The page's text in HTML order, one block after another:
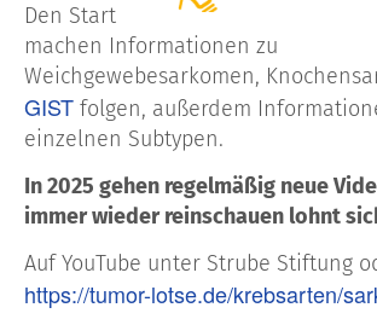
Den Start
machen Informationen zu
Weichgewebesarkomen,
GIST folgen, außerdem
einzelnen Subtypen.
In2025 gehen regelmäßig neue
immer wiederreinschauen lohnt
Auf YouTube unter Strube Stiftung
https://tumor-lotse.de/krebsarten/